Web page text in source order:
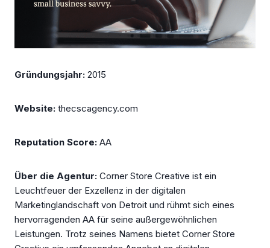
Gründungsjahr: 2015
Website: thecscagency.com
Reputation Score: AA
Über die Agentur: Corner Store Creative ist ein
Leuchtfeuer der Exzellenz in der digitalen
Marketinglandschaft von Detroit und rühmt sich eines
hervorragenden AA für seine außergewöhnlichen
Leistungen. Trotz seines Namens bietet Corner Store